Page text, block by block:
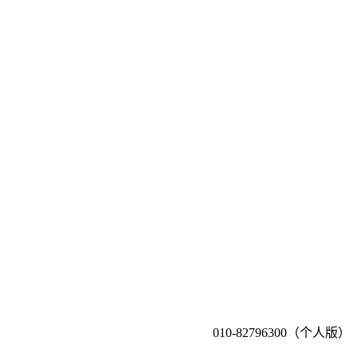
010-82796300（个人版）